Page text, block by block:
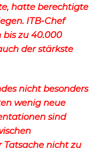
hatte berechtigte
ITB-Chef
bis zu 40.000
der stärkste
nicht besonders
wenig neue
sind
Tatsache nicht zu